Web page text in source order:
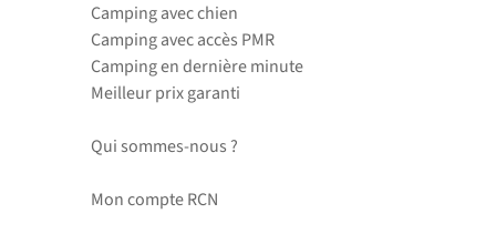
Camping avec chien
Camping avec accès PMR
Camping en dernière minute
Meilleur prix garanti
Qui sommes-nous ?
Mon compte RCN